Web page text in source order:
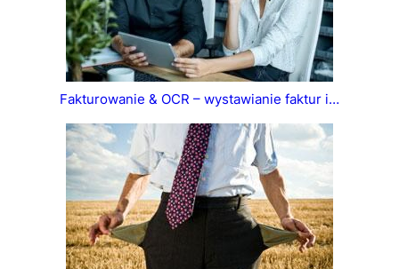
Fakturowanie & OCR – wystawianie faktur i…